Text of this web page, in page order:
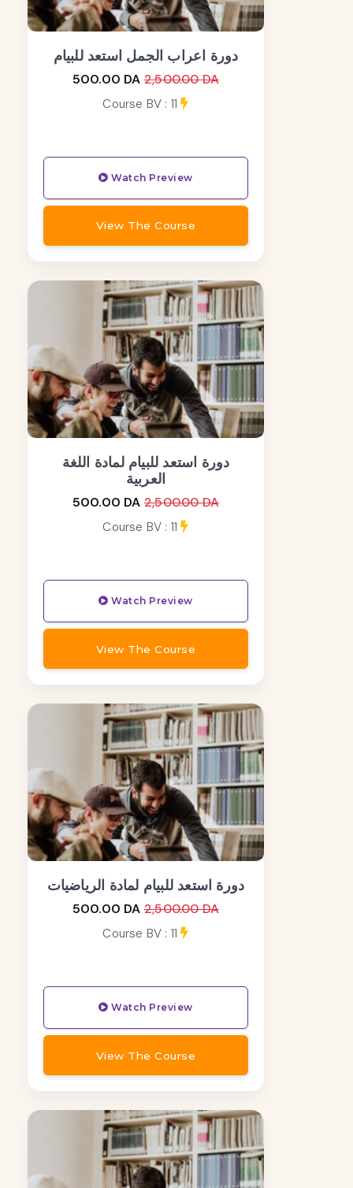
دورة اعراب الجمل استعد للبيام
500.00 DA 2,500.00 DA
Course BV : 11
Watch Preview
View The Course
دورة استعد للبيام لمادة اللغة
العربية
500.00 DA 2,500.00 DA
Course BV : 11
Watch Preview
View The Course
دورة استعد للبيام لمادة الرياضيات
500.00 DA 2,500.00 DA
Course BV : 11
Watch Preview
View The Course